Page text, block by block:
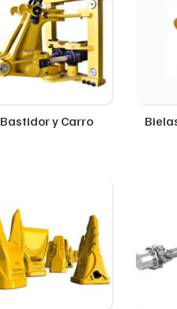
Bastidor y Carro